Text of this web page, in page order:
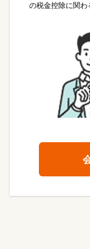
の税金控除に関わ